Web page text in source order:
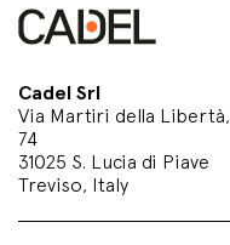
Cadel Srl
Via Martiri della Libertà,
74
31025 S. Lucia di Piave
Treviso, Italy